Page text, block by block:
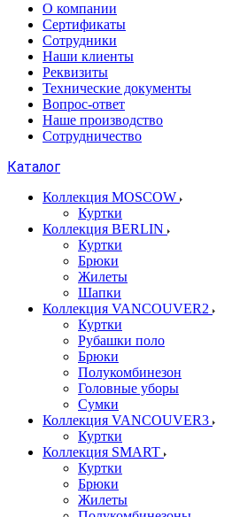
О компании
Сертификаты
Сотрудники
Наши клиенты
Реквизиты
Технические документы
Вопрос-ответ
Наше производство
Сотрудничество
Каталог
Коллекция MOSCOW
Куртки
Коллекция BERLIN
Куртки
Брюки
Жилеты
Шапки
Коллекция VANCOUVER2
Куртки
Рубашки поло
Брюки
Полукомбинезон
Головные уборы
Сумки
Коллекция VANCOUVER3
Куртки
Коллекция SMART
Куртки
Брюки
Жилеты